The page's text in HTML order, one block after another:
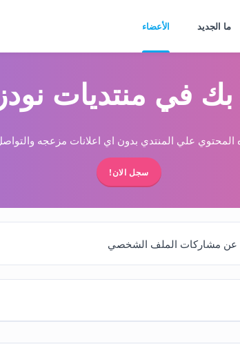
ما الجديد الأعضاء
بك في منتديات
علي المنتدي بدون اي اعلانات مزعجه
سجل الان!
عن مشاركات الملف الشخصي